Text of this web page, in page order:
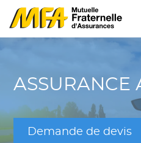
ASSURANCE
Demande de devis